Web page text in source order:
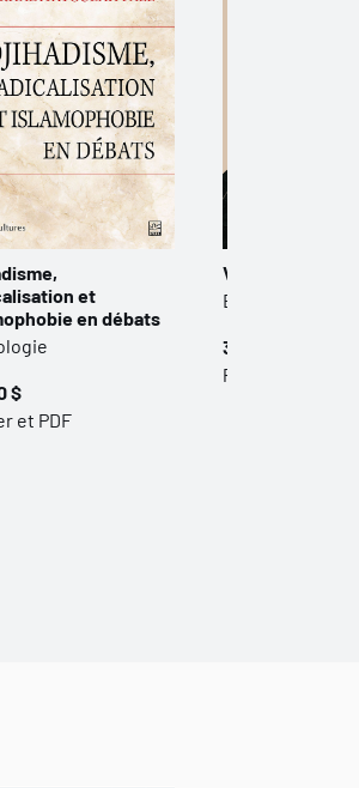
et
en débats
$
et PDF
Vies et fictions
Études
30,00 $
Papier